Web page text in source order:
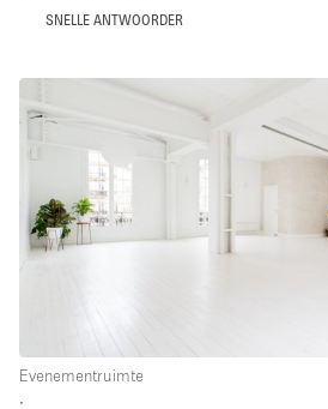
SNELLE ANTWOORDER
Evenementruimte
∙